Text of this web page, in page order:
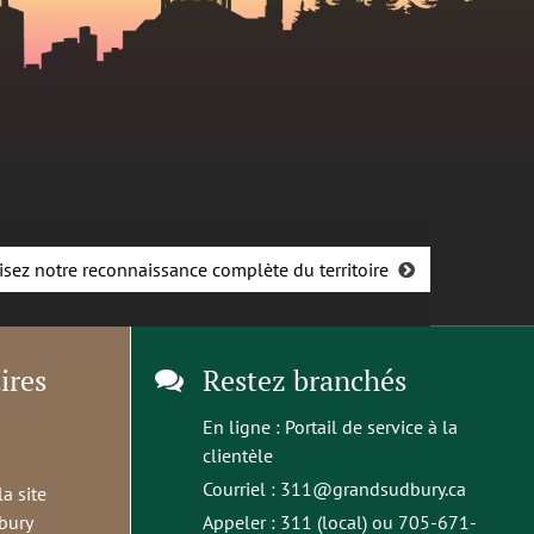
notre reconnaissance complète du territoire
site
Restez branchés
En ligne : Portail de service à la
clientèle
Courriel : 311@grandsudbury.ca
Appeler : 311 (local) ou 705-671-